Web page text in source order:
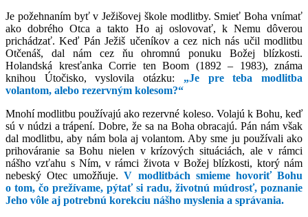
Je požehnaním byť v Ježišovej škole modlitby. Smieť Boha vnímať
ako dobrého Otca a takto Ho aj oslovovať, k Nemu dôverou
prichádzať. Keď Pán Ježiš učeníkov a cez nich nás učil modlitbu
Otčenáš, dal nám cez ňu ohromnú ponuku Božej blízkosti.
Holandská kresťanka Corrie ten Boom (1892 – 1983), známa
knihou Útočisko, vyslovila otázku: „Je pre teba modlitba
volantom, alebo rezervným kolesom?“
Mnohí modlitbu používajú ako rezervné koleso. Volajú k Bohu, keď
sú v núdzi a trápení. Dobre, že sa na Boha obracajú. Pán nám však
dal modlitbu, aby nám bola aj volantom. Aby sme ju používali ako
prihováranie sa Bohu nielen v krízových situáciách, ale v rámci
nášho vzťahu s Ním, v rámci života v Božej blízkosti, ktorý nám
nebeský Otec umožňuje.V modlitbách smieme hovoriť Bohu
o tom, čo prežívame, pýtať si radu, životnú múdrosť, poznanie
Jeho vôle aj potrebnú korekciu nášho myslenia a správania.